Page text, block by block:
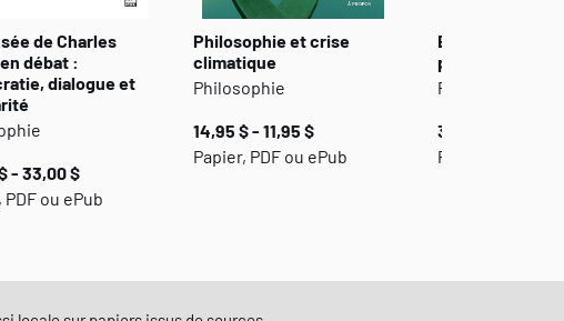
de Charles
débat :
dialogue et
- 33,00 $
PDF ou ePub
Philosophie et crise
climatique
Philosophie
14,95 $ - 11,95 $
Papier, PDF ou ePub
Explorations en
philosophie
Philosophie
30,00 $ - 24,00
Papier, PDF ou